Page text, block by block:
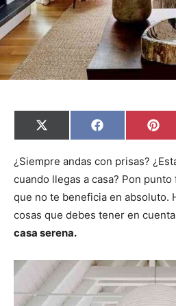
C
o
p
r
i
r
e
n
X
(
w
t
e
r
)
C
o
p
r
i
r
e
F
a
e
o
o
k
C
o
p
r
t
i
r
e
P
i
t
r
e
s
t
¿Siempre andas con prisas?
cuando llegas a casa? Pon
que no te beneficia en absoluto.
cosas que debes tener en
casa serena.